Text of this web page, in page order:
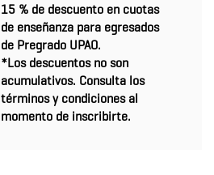
15 % de descuento en cuotas
de enseñanza para egresados
de Pregrado UPAO.
*Los descuentos no son
acumulativos. Consulta los
términos y condiciones al
momento de inscribirte.